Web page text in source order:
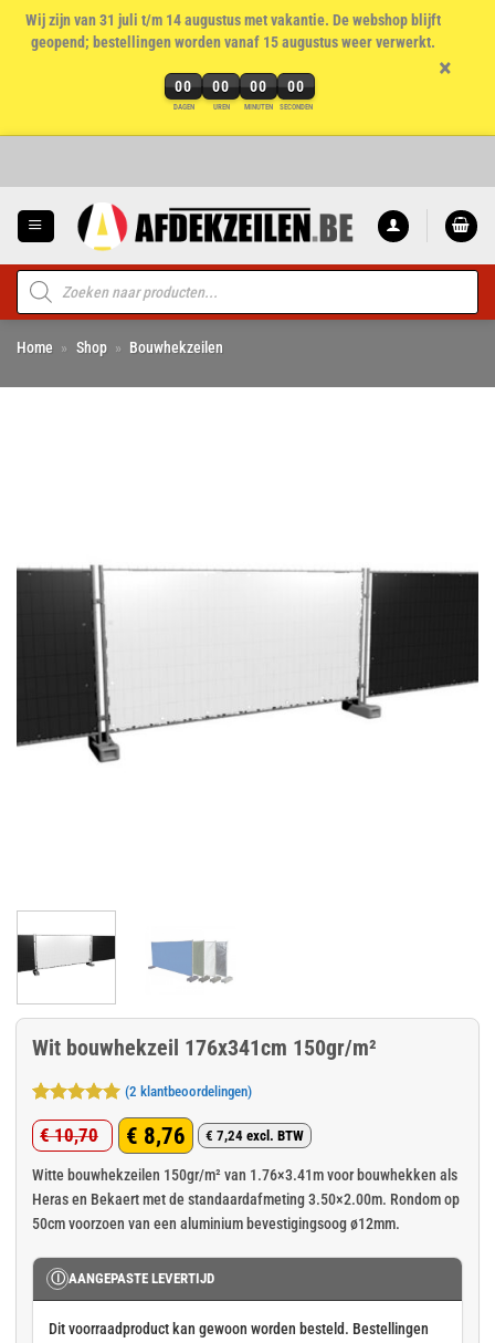
Wij zijn van 31 juli t/m 14 augustus met vakantie. De webshop blijft
geopend; bestellingen worden vanaf 15 augustus weer verwerkt.
00
DAGEN
00
UREN
00
MINUTEN
00
SECONDEN
×
Producten
zoeken
Home » Shop » Bouwhekzeilen
Wit bouwhekzeil 176x341cm 150gr/m²
Gewaardeerd
5op 5
gebaseerd
op
2
klant
(2 klantbeoordelingen)
€10,70
Oorspronkelijke
prijs
was:
€ 8,76
Huidige
prijs
is:
€ 7,24excl. BTW
Witte bouwhekzeilen 150gr/m² van 1.76×3.41m voor bouwhekken als
Heras en Bekaert met de standaardafmeting 3.50×2.00m. Rondom op
50cm voorzoen van een aluminium bevestigingsoog ø12mm.
Ⓘ AANGEPASTE LEVERTIJD
Dit voorraadproduct kan gewoon worden besteld. Bestellingen